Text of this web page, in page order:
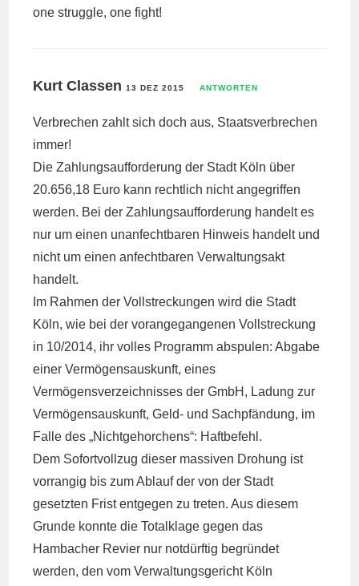
one struggle, one fight!
Kurt Classen13 DEZ 2015 ANTWORTEN
Verbrechen zahlt sich doch aus, Staatsverbrechen
immer!
Die Zahlungsaufforderung der Stadt Köln über
20.656,18 Euro kann rechtlich nicht angegriffen
werden. Bei der Zahlungsaufforderung handelt es
nur um einen unanfechtbaren Hinweis handelt und
nicht um einen anfechtbaren Verwaltungsakt
handelt.
Im Rahmen der Vollstreckungen wird die Stadt
Köln, wie bei der vorangegangenen Vollstreckung
in 10/2014, ihr volles Programm abspulen: Abgabe
einer Vermögensauskunft, eines
Vermögensverzeichnisses der GmbH, Ladung zur
Vermögensauskunft, Geld- und Sachpfändung, im
Falle des „Nichtgehorchens“: Haftbefehl.
Dem Sofortvollzug dieser massiven Drohung ist
vorrangig bis zum Ablauf der von der Stadt
gesetzten Frist entgegen zu treten. Aus diesem
Grunde konnte die Totalklage gegen das
Hambacher Revier nur notdürftig begründet
werden, den vom Verwaltungsgericht Köln